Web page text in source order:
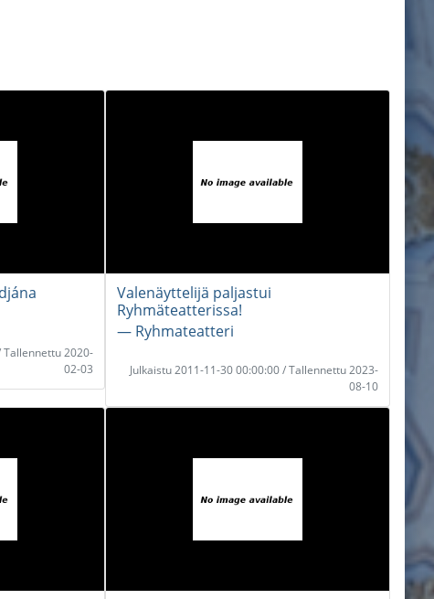
Tallennettu 2020-
02-03
Valenäyttelijä paljastui
Ryhmäteatterissa!
― Ryhmateatteri
Julkaistu 2011-11-30 00:00:00 / Tallennettu 2023-
08-10